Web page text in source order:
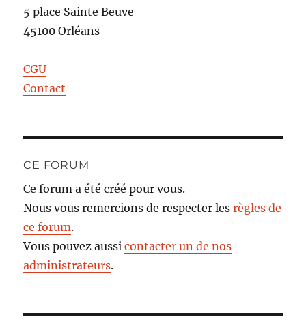
5 place Sainte Beuve
45100 Orléans
CGU
Contact
CE FORUM
Ce forum a été créé pour vous.
Nous vous remercions de respecter lesrègles de
ce forum.
Vous pouvez aussicontacter un de nos
administrateurs.